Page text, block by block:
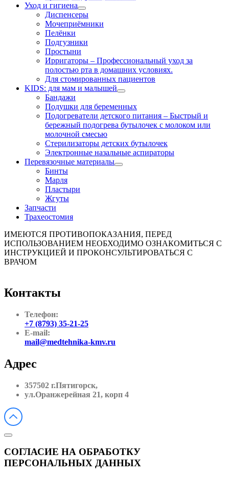
Уход и гигиена
Диспенсеры
Мочеприёмники
Пелёнки
Подгузники
Простыни
Ирригаторы – Профессиональный уход за
полостью рта в домашних условиях.
Для стомированных пациентов
KIDS: для мам и малышей
Бандажи
Подушки для беременных
Подогреватели детского питания – Быстрый и
бережный подогрева бутылочек с молоком или
молочной смесью
Стерилизаторы детских бутылочек
Электронные назальные аспираторы
Перевязочные материалы
Бинты
Марля
Пластыри
Жгуты
Запчасти
Трахеостомия
ИМЕЮТСЯ ПРОТИВОПОКАЗАНИЯ, ПЕРЕД
ИСПОЛЬЗОВАНИЕМ НЕОБХОДИМО ОЗНАКОМИТЬСЯ С
ИНСТРУКЦИЕЙ И ПРОКОНСУЛЬТИРОВАТЬСЯ С
ВРАЧОМ
Контакты
Телефон:
+7 (8793) 35-21-25
E-mail:
mail@medtehnika-kmv.ru
Адрес
357502 г.Пятигорск,
ул.Оранжерейная 21, корп 4
СОГЛАСИЕ НА ОБРАБОТКУ
ПЕРСОНАЛЬНЫХ ДАННЫХ